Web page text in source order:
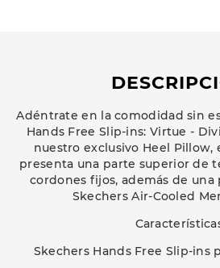
Adéntrate en la comodidad sin
Hands Free Slip-ins: Virtue -
nuestro exclusivo Heel Pillow,
presenta una parte superior de
cordones fijos, además de
Skechers Air-Cooled
Skechers Hands Free Slip-ins